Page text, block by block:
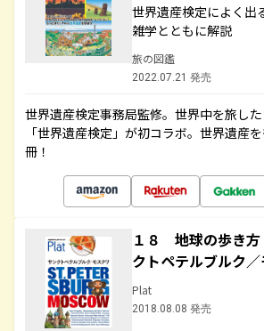
世界遺産検定によく出
雑学とともに解説
旅の図鑑
2022.07.21 発売
世界遺産検定事務局監修。世界中を旅し
「世界遺産検定」が初コラボ。世界遺産
冊！
１８ 地球の歩き
クトペテルブルク
Plat
2018.08.08 発売